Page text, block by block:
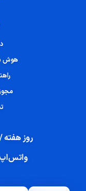
هوش
۷ روز هفته / 28422917-
واتس‌اپ /